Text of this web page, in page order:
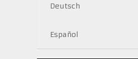
Deutsch
Español